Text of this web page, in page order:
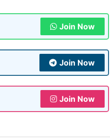
Join Now
Join Now
Join Now